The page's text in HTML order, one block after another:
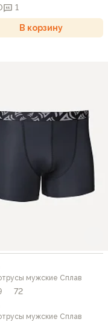
1
В корзину
мужские Сплав
72
мужские Сплав